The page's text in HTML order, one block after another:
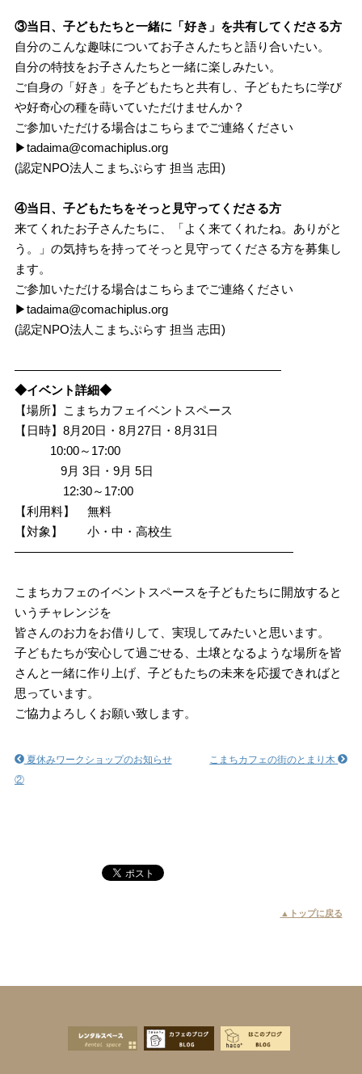
③当日、子どもたちと一緒に「好き」を共有してくださる方
自分のこんな趣味についてお子さんたちと語り合いたい。
自分の特技をお子さんたちと一緒に楽しみたい。
ご自身の「好き」を子どもたちと共有し、子どもたちに学び
や好奇心の種を蒔いていただけませんか？
ご参加いただける場合はこちらまでご連絡ください
▶tadaima@comachiplus.org
(認定NPO法人こまちぷらす 担当 志田)
④当日、子どもたちをそっと見守ってくださる方
来てくれたお子さんたちに、「よく来てくれたね。ありがと
う。」の気持ちを持ってそっと見守ってくださる方を募集し
ます。
ご参加いただける場合はこちらまでご連絡ください
▶tadaima@comachiplus.org
(認定NPO法人こまちぷらす 担当 志田)
――――――――――――――――――――――
◆イベント詳細◆
【場所】こまちカフェイベントスペース
【日時】8月20日・8月27日・8月31日
10:00～17:00
9月 3日・9月 5日
12:30～17:00
【利用料】 無料
【対象】 小・中・高校生
―――――――――――――――――――――――
こまちカフェのイベントスペースを子どもたちに開放すると
いうチャレンジを
皆さんのお力をお借りして、実現してみたいと思います。
子どもたちが安心して過ごせる、土壌となるような場所を皆
さんと一緒に作り上げ、子どもたちの未来を応援できればと
思っています。
ご協力よろしくお願い致します。
こまちカフェの街のとまり木
夏休みワークショップのお知らせ
②
▲トップに戻る